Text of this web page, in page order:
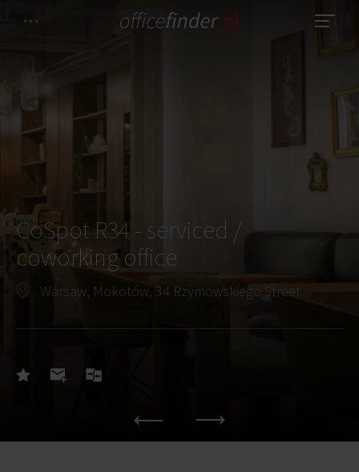
CoSpot R34 - serviced /
coworking office
Warsaw, Mokotów, 34 Rzymowskiego Street